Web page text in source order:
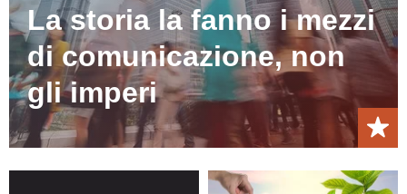
La storia la fanno i mezzi
di comunicazione, non
gli imperi